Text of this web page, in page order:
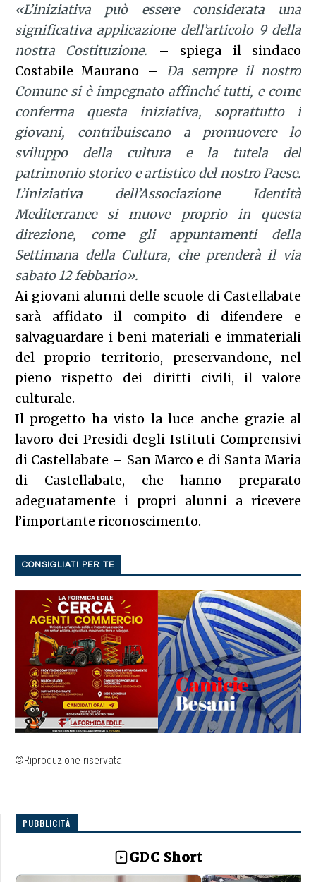
«L’iniziativa può essere considerata una
significativa applicazione dell’articolo 9 della
nostra Costituzione. – spiega il sindaco
Costabile Maurano – Da sempre il nostro
Comune si è impegnato affinché tutti, e come
conferma questa iniziativa, soprattutto i
giovani, contribuiscano a promuovere lo
sviluppo della cultura e la tutela del
patrimonio storico e artistico del nostro Paese.
L’iniziativa dell’Associazione Identità
Mediterranee si muove proprio in questa
direzione, come gli appuntamenti della
Settimana della Cultura, che prenderà il via
sabato 12 febbario».
Ai giovani alunni delle scuole di Castellabate
sarà affidato il compito di difendere e
salvaguardare i beni materiali e immateriali
del proprio territorio, preservandone, nel
pieno rispetto dei diritti civili, il valore
culturale.
Il progetto ha visto la luce anche grazie al
lavoro dei Presidi degli Istituti Comprensivi
di Castellabate – San Marco e di Santa Maria
di Castellabate, che hanno preparato
adeguatamente i propri alunni a ricevere
l’importante riconoscimento.
CONSIGLIATI PER TE
©Riproduzione riservata
PUBBLICITÀ
GDC Short